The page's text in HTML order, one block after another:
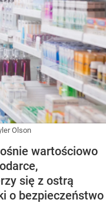
Olson
wartościowo
się z ostrą
o bezpieczeństwo